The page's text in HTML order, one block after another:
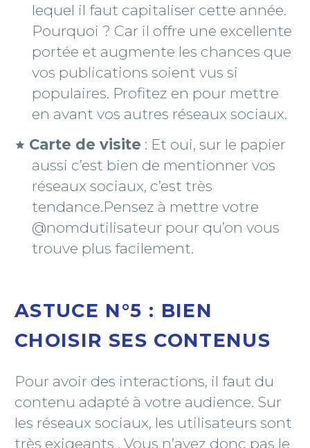
lequel il faut capitaliser cette année.
Pourquoi ? Car il offre une excellente
portée et augmente les chances que
vos publications soient vus si
populaires. Profitez en pour mettre
en avant vos autres réseaux sociaux.
Carte de visite : Et oui, sur le papier
aussi c’est bien de mentionner vos
réseaux sociaux, c’est très
tendance.Pensez à mettre votre
@nomdutilisateur pour qu’on vous
trouve plus facilement.
ASTUCE N°5 : BIEN
CHOISIR SES CONTENUS
Pour avoir des interactions, il faut du
contenu adapté à votre audience. Sur
les réseaux sociaux, les utilisateurs sont
très exigeants . Vous n’avez donc pas le